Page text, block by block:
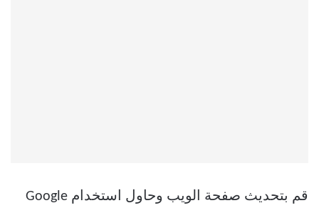
قم بتحديث صفحة الويب وحاول استخدام Google